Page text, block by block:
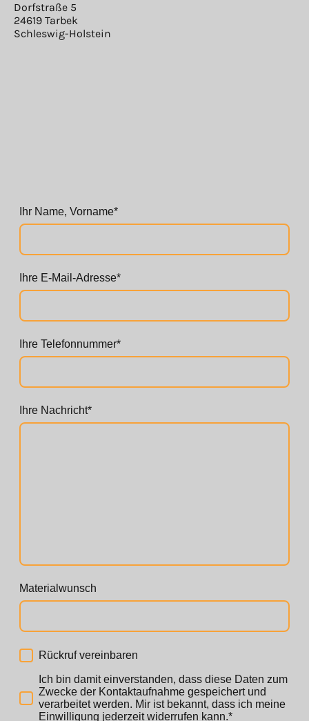
Dorfstraße 5
24619 Tarbek
Schleswig-Holstein
Ihr Name, Vorname*
Ihre E-Mail-Adresse*
Ihre Telefonnummer*
Ihre Nachricht*
Materialwunsch
Rückruf vereinbaren
Ich bin damit einverstanden, dass diese Daten zum
Zwecke der Kontaktaufnahme gespeichert und
verarbeitet werden. Mir ist bekannt, dass ich meine
Einwilligung jederzeit widerrufen kann.*